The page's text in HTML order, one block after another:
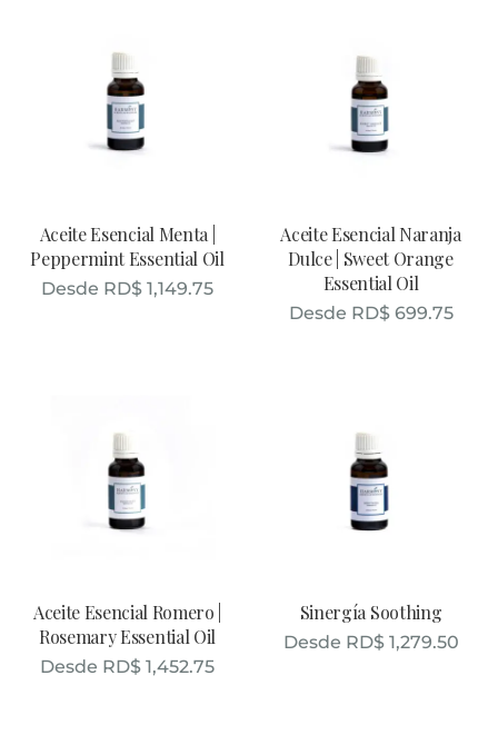
Aceite Esencial Menta |
Peppermint Essential Oil
Desde RD$ 1,149.75
Aceite Esencial Naranja
Dulce | Sweet Orange
Essential Oil
Desde RD$699.75
Aceite Esencial Romero |
Rosemary Essential Oil
Desde RD$ 1,452.75
Sinergía Soothing
Desde RD$1,279.50